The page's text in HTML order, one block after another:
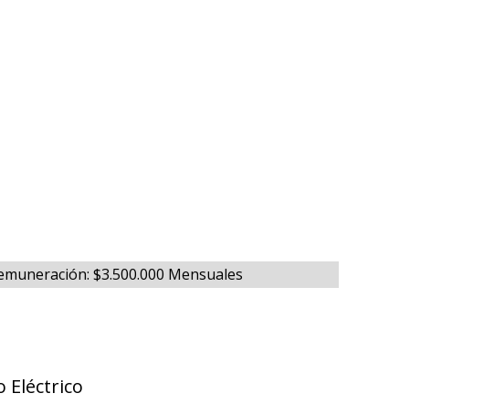
$3.500.000 Mensuales
Eléctrico